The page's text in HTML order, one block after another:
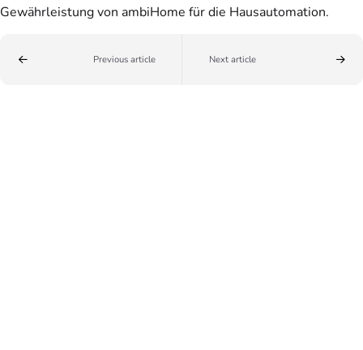
Gewährleistung von ambiHome für die Hausautomation.
Previous article Next article